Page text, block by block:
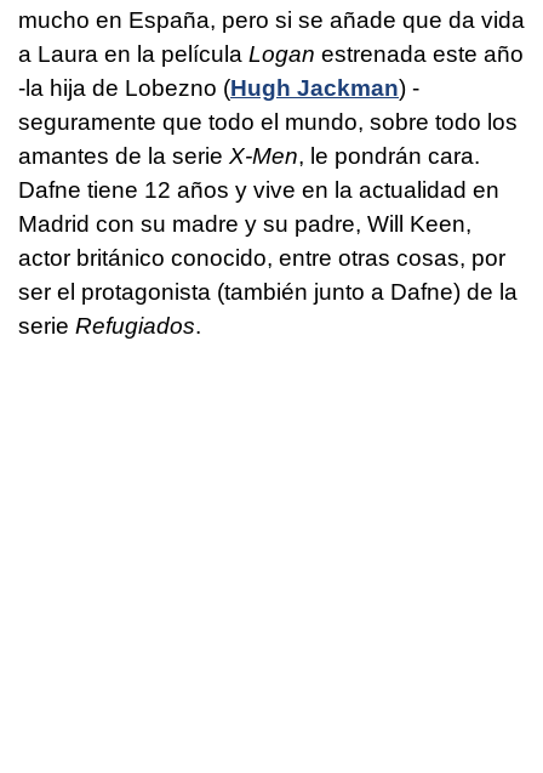
mucho en España, pero si se añade que da vida
a Laura en la película Logan estrenada este año
-la hija de Lobezno (Hugh Jackman) -
seguramente que todo el mundo, sobre todo los
amantes de la serie X-Men, le pondrán cara.
Dafne tiene 12 años y vive en la actualidad en
Madrid con su madre y su padre, Will Keen,
actor británico conocido, entre otras cosas, por
ser el protagonista (también junto a Dafne) de la
serie Refugiados.